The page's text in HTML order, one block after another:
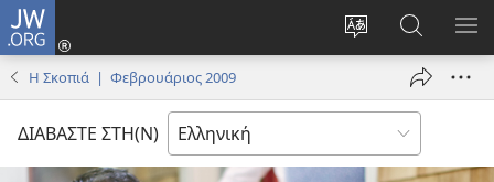
JW.ORG
Αλλαγή
γλώσσας
ιστότοπου
Σύνδεση
(ανοίγει
παράθυρο)
στο
JW.ORG
Η Σκοπιά | Φεβρουάριος 2009
ΔΙΑΒΑΣΤΕ ΣΤΗ(Ν)